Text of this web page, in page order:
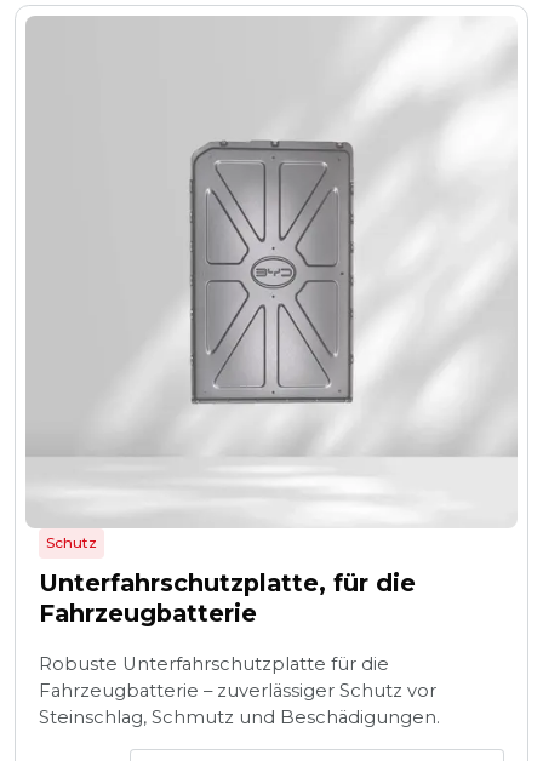
Schutz
Unterfahrschutzplatte, für die
Fahrzeugbatterie
Robuste Unterfahrschutzplatte für die
Fahrzeugbatterie – zuverlässiger Schutz vor
Steinschlag, Schmutz und Beschädigungen.